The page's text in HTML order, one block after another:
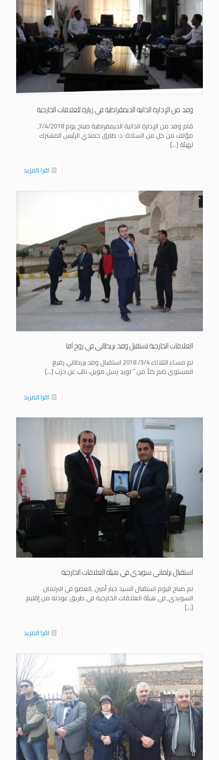
وفد من الإدارة الذاتية الديمقراطية في زيارة للعلاقات الخارجية
قام وفد من الإدارة الذاتية الديمقراطية صباح يوم 7/4/2018,
مؤلف من كل من السادة: د: طارق حمندي الرئيس المشترك
لهيئة […]
اقرا المزيد
العلاقات الخارجية تستقبل وفد بريطاني في روج آفا
تم مساء الثلاثاء 3/4/ 2018 استقبال وفد بريطاني رفيع
المستوى ضم كلاً من ” لويد رسل مويل، نائب عن حزب […]
اقرا المزيد
استقبال برلماني سويدي في هيئة العلاقات الخارجية
تم صباح اليوم استقبال السيد جبار أمين ,العضو في البرلمان
السويدي, في هيئة العلاقات الخارجية في طريق عودته من إقليم
[…]
اقرا المزيد